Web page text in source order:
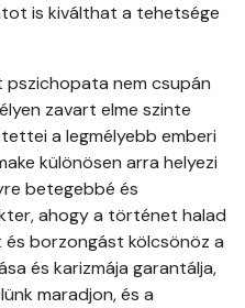
is kiválthat a tehetsége
pszichopata nem csupán
zavart elme szinte
a legmélyebb emberi
különösen arra helyezi
betegebbé és
ahogy a történet halad
borzongást kölcsönöz a
és karizmája garantálja,
maradjon, és a